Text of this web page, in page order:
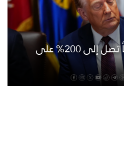
ترامب يفرض رسوماً تصل إلى 200% على